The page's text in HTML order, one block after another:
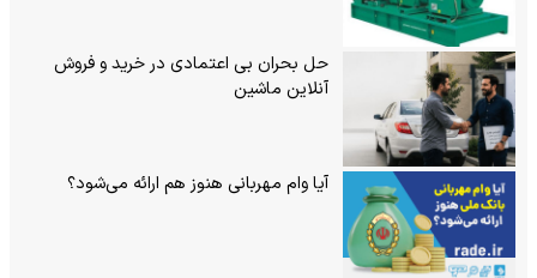
حل بحران بی‌ اعتمادی در خرید و فروش
آنلاین ماشین
آیا وام مهربانی هنوز هم ارائه می‌شود؟